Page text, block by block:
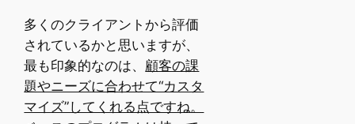
多くのクライアントから評価
されているかと思いますが、
最も印象的なのは、 顧客の課
題やニーズに合わせて“カスタ
マイズ”してくれる点ですね。